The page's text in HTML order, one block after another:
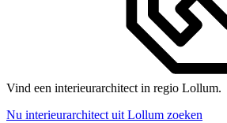
Vind een interieurarchitect in regio Lollum.
Nu interieurarchitect uit Lollum zoeken